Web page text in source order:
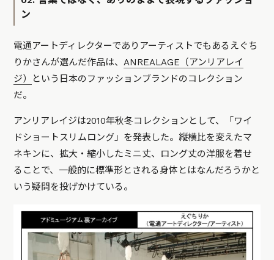
ン
電通アートディレクターでありアーティストでもあるえぐち
りかさんが選んだ作品は、ANREALAGE（アンリアレイ
ジ）
という日本のファッションブランドのコレクション
だ。
アンリアレイジは2010年秋冬コレクションとして、「ワイ
ドショートスリムロング」を発表した。縦横比を変えたマ
ネキンに、拡大・縮小したミニ丈、ロング丈の洋服を着せ
ることで、一般的に標準形とされる身体とはなんだろうかと
いう疑問を投げかけている。